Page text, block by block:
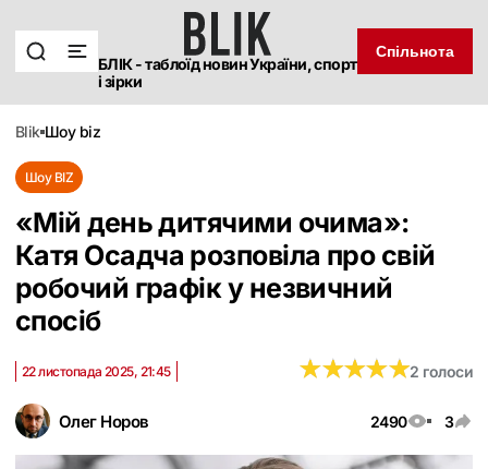
БЛІК - таблоїд новин України, спорт
і зірки
Спільнота
blik шоу biz
Шоу BIZ
«Мій день дитячими очима»:
Катя Осадча розповіла про свій
робочий графік у незвичний
спосіб
Олег Норов 2490 3
22 листопада 2025, 21:45 ★★★★★
★★★★★2 голоси